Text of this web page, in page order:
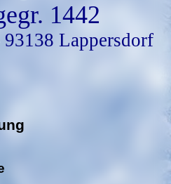
1442
Lappersdorf